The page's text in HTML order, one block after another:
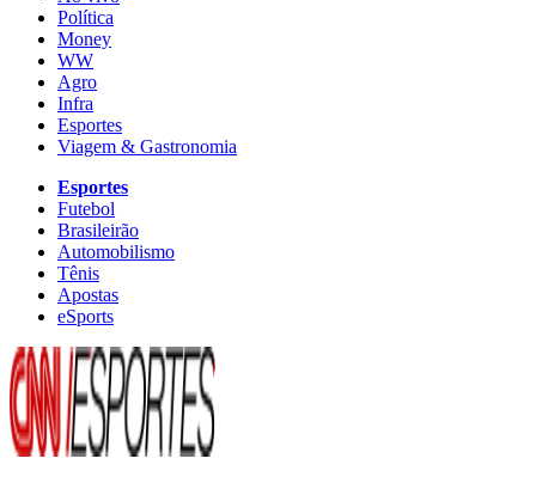
Política
Money
WW
Agro
Infra
Esportes
Viagem & Gastronomia
Esportes
Futebol
Brasileirão
Automobilismo
Tênis
Apostas
eSports